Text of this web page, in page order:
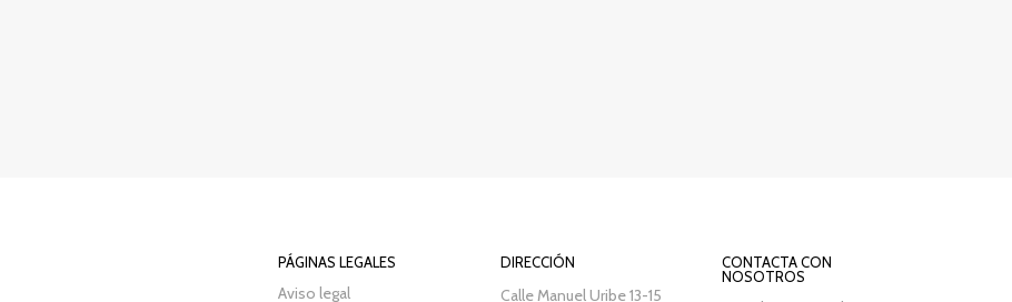
PÁGINAS LEGALES
Aviso legal
DIRECCIÓN
Calle Manuel Uribe 13-15
CONTACTA CON
NOSOTROS